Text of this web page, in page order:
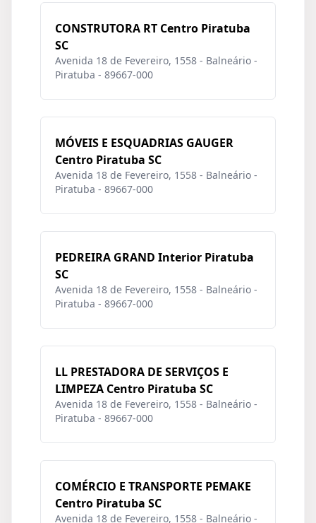
CONSTRUTORA RT Centro Piratuba
SC
Avenida 18 de Fevereiro, 1558 - Balneário -
Piratuba - 89667-000
MÓVEIS E ESQUADRIAS GAUGER
Centro Piratuba SC
Avenida 18 de Fevereiro, 1558 - Balneário -
Piratuba - 89667-000
PEDREIRA GRAND Interior Piratuba
SC
Avenida 18 de Fevereiro, 1558 - Balneário -
Piratuba - 89667-000
LL PRESTADORA DE SERVIÇOS E
LIMPEZA Centro Piratuba SC
Avenida 18 de Fevereiro, 1558 - Balneário -
Piratuba - 89667-000
COMÉRCIO E TRANSPORTE PEMAKE
Centro Piratuba SC
Avenida 18 de Fevereiro, 1558 - Balneário -